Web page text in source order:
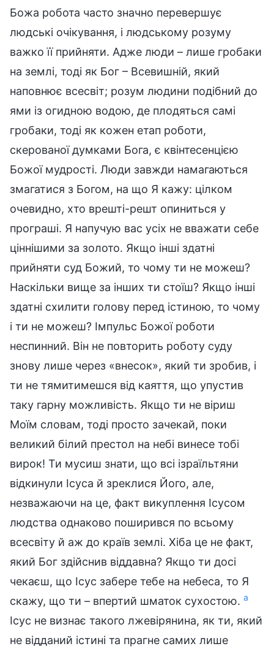
Божа робота часто значно перевершує
людські очікування, і людському розуму
важко її прийняти. Адже люди – лише гробаки
на землі, тоді як Бог – Всевишній, який
наповнює всесвіт; розум людини подібний до
ями із огидною водою, де плодяться самі
гробаки, тоді як кожен етап роботи,
скерованої думками Бога, є квінтесенцією
Божої мудрості. Люди завжди намагаються
змагатися з Богом, на що Я кажу: цілком
очевидно, хто врешті-решт опиниться у
програші. Я напучую вас усіх не вважати себе
ціннішими за золото. Якщо інші здатні
прийняти суд Божий, то чому ти не можеш?
Наскільки вище за інших ти стоїш? Якщо інші
здатні схилити голову перед істиною, то чому
і ти не можеш? Імпульс Божої роботи
неспинний. Він не повторить роботу суду
знову лише через «внесок», який ти зробив, і
ти не тямитимешся від каяття, що упустив
таку гарну можливість. Якщо ти не віриш
Моїм словам, тоді просто зачекай, поки
великий білий престол на небі винесе тобі
вирок! Ти мусиш знати, що всі ізраїльтяни
відкинули Ісуса й зреклися Його, але,
незважаючи на це, факт викуплення Ісусом
людства однаково поширився по всьому
всесвіту й аж до країв землі. Хіба це не факт,
який Бог здійснив віддавна? Якщо ти досі
чекаєш, що Ісус забере тебе на небеса, то Я
скажу, що ти – впертий шматок сухостою. a
Ісус не визнає такого лжевірянина, як ти, який
не відданий істині та прагне самих лише